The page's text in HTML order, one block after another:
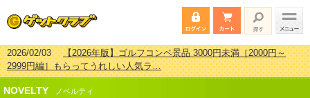
2026/02/03【2026年版】ゴルフコンペ景品 3000円未満［2000円～
2999円編］もらってうれしい人気ラ…
2026/07/15【2026年版】ビンゴゲーム景品おすすめ金額別人気ランキ
ング 更新しました！
NOVELTY ノベルティ